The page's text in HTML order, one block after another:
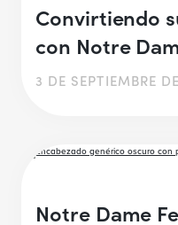
Convirtiendo
con Notre
3 DE SEPTIEMBRE
Notre Dame